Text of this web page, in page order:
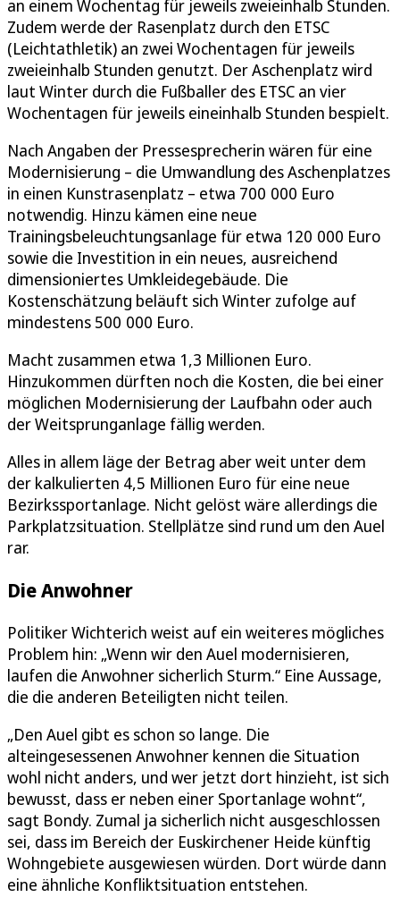
an einem Wochentag für jeweils zweieinhalb Stunden.
Zudem werde der Rasenplatz durch den ETSC
(Leichtathletik) an zwei Wochentagen für jeweils
zweieinhalb Stunden genutzt. Der Aschenplatz wird
laut Winter durch die Fußballer des ETSC an vier
Wochentagen für jeweils eineinhalb Stunden bespielt.
Nach Angaben der Pressesprecherin wären für eine
Modernisierung – die Umwandlung des Aschenplatzes
in einen Kunstrasenplatz – etwa 700 000 Euro
notwendig. Hinzu kämen eine neue
Trainingsbeleuchtungsanlage für etwa 120 000 Euro
sowie die Investition in ein neues, ausreichend
dimensioniertes Umkleidegebäude. Die
Kostenschätzung beläuft sich Winter zufolge auf
mindestens 500 000 Euro.
Macht zusammen etwa 1,3 Millionen Euro.
Hinzukommen dürften noch die Kosten, die bei einer
möglichen Modernisierung der Laufbahn oder auch
der Weitsprunganlage fällig werden.
Alles in allem läge der Betrag aber weit unter dem
der kalkulierten 4,5 Millionen Euro für eine neue
Bezirkssportanlage. Nicht gelöst wäre allerdings die
Parkplatzsituation. Stellplätze sind rund um den Auel
rar.
Die Anwohner
Politiker Wichterich weist auf ein weiteres mögliches
Problem hin: „Wenn wir den Auel modernisieren,
laufen die Anwohner sicherlich Sturm.“ Eine Aussage,
die die anderen Beteiligten nicht teilen.
„Den Auel gibt es schon so lange. Die
alteingesessenen Anwohner kennen die Situation
wohl nicht anders, und wer jetzt dort hinzieht, ist sich
bewusst, dass er neben einer Sportanlage wohnt“,
sagt Bondy. Zumal ja sicherlich nicht ausgeschlossen
sei, dass im Bereich der Euskirchener Heide künftig
Wohngebiete ausgewiesen würden. Dort würde dann
eine ähnliche Konfliktsituation entstehen.